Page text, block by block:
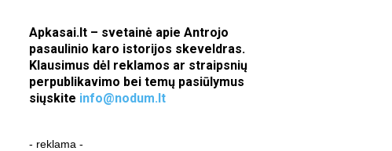
Apkasai.lt – svetainė apie Antrojo
pasaulinio karo istorijos skeveldras.
Klausimus dėl reklamos ar straipsnių
perpublikavimo bei temų pasiūlymus
siųskite info@nodum.lt
- reklama -